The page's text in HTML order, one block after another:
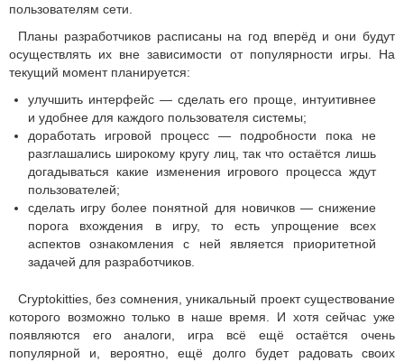
пользователям сети.
Планы разработчиков расписаны на год вперёд и они будут
осуществлять их вне зависимости от популярности игры. На
текущий момент планируется:
улучшить интерфейс — сделать его проще, интуитивнее
и удобнее для каждого пользователя системы;
доработать игровой процесс — подробности пока не
разглашались широкому кругу лиц, так что остаётся лишь
догадываться какие изменения игрового процесса ждут
пользователей;
сделать игру более понятной для новичков — снижение
порога вхождения в игру, то есть упрощение всех
аспектов ознакомления с ней является приоритетной
задачей для разработчиков.
Cryptokitties, без сомнения, уникальный проект существование
которого возможно только в наше время. И хотя сейчас уже
появляются его аналоги, игра всё ещё остаётся очень
популярной и, вероятно, ещё долго будет радовать своих